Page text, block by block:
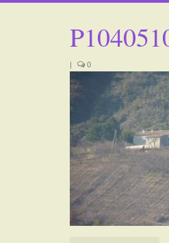
| 0